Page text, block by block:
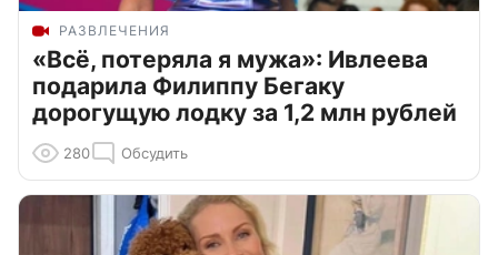
РАЗВЛЕЧЕНИЯ
«Всё, потеряла я мужа»: Ивлеева
подарила Филиппу Бегаку
дорогущую лодку за 1,2 млн рублей
280 Обсудить